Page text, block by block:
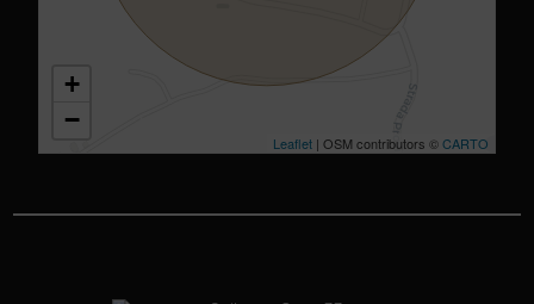
+
−
Leaflet| OSM contributors ©CARTO